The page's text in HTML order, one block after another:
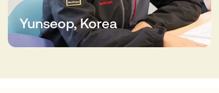
Yunseop, Korea